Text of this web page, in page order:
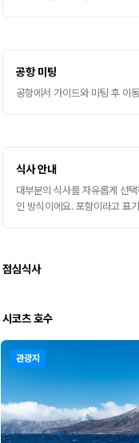
공항 미팅
공항에서 가이드와 미팅 후 이
식사 안내
대부분의 식사를 자유롭게 선
인 방식이에요. 포함이라고 표
점심식사
시코츠 호수
관광지